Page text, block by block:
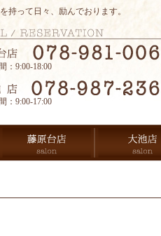
持って日々、励んでおります。
：9:00-18:00
：9:00-17:00